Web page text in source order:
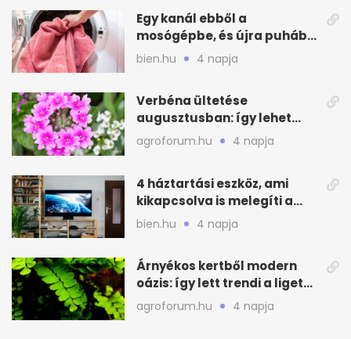
Egy kanál ebből a
mosógépbe, és újra puhább
lesz a törölköző
bien.hu 4 napja
Verbéna ültetése
augusztusban: így lehet
még idén virágos a kert
agroforum.hu 4 napja
4 háztartási eszköz, ami
kikapcsolva is melegíti a
lakást
bien.hu 4 napja
Árnyékos kertből modern
oázis: így lett trendi a ligetes
zöld
agroforum.hu 4 napja